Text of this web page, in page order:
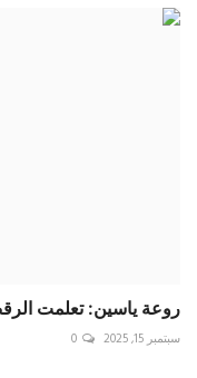
روعة ياسين: تعلمت
سبتمبر 15, 2025 0